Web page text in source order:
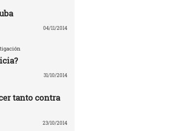
04/11/2014
31/10/2014
tanto contra
23/10/2014